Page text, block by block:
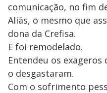
comunicação, no fim
Aliás, o mesmo que
dona da Crefisa.
E foi remodelado.
Entendeu os
o desgastaram.
Com o sofrimento